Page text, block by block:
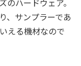
、サンプラーであ
える機材なので